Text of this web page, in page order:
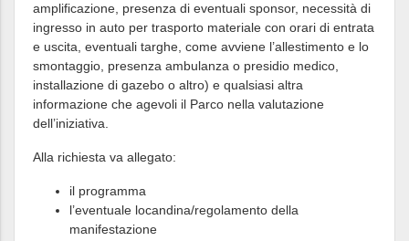
amplificazione, presenza di eventuali sponsor, necessità di
ingresso in auto per trasporto materiale con orari di entrata
e uscita, eventuali targhe, come avviene l’allestimento e lo
smontaggio, presenza ambulanza o presidio medico,
installazione di gazebo o altro) e qualsiasi altra
informazione che agevoli il Parco nella valutazione
dell’iniziativa.
Alla richiesta va allegato:
il programma
l’eventuale locandina/regolamento della
manifestazione